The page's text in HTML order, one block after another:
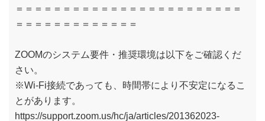
＝＝＝＝＝＝＝＝＝＝＝＝＝＝＝＝＝＝＝＝＝＝＝＝
＝＝＝＝＝＝＝＝＝＝＝＝＝
ZOOMのシステム要件・推奨環境は以下をご確認くだ
さい。
※Wi-Fi接続であっても、時間帯により不安定になるこ
とがあります。
https://support.zoom.us/hc/ja/articles/201362023-